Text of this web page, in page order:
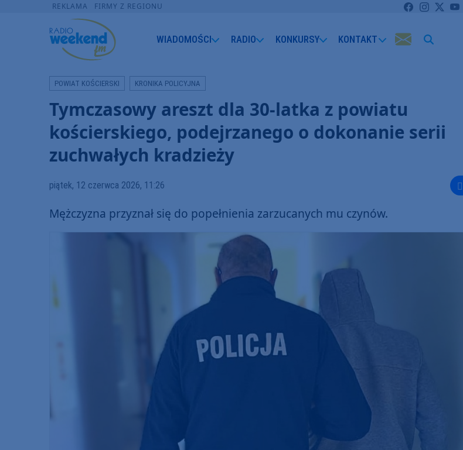
REKLAMA FIRMY Z REGIONU
WIADOMOŚCI RADIO KONKURSY KONTAKT
POWIAT KOŚCIERSKI KRONIKA POLICYJNA
Tymczasowy areszt dla 30-latka z powiatu
kościerskiego, podejrzanego o dokonanie serii
zuchwałych kradzieży
piątek, 12 czerwca 2026, 11:26
Mężczyzna przyznał się do popełnienia zarzucanych mu czynów.